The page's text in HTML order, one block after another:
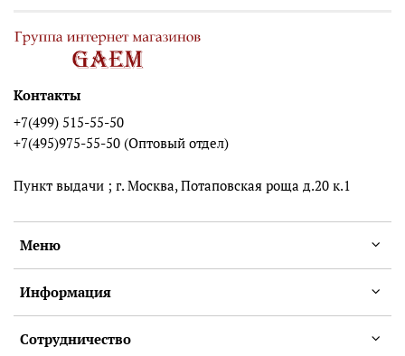
Меню
Информация
Сотрудничество
Контакты
+7(499) 515-55-50
+7(495)975-55-50 (Оптовый отдел)
Пункт выдачи ; г. Москва, Потаповская роща д.20 к.1